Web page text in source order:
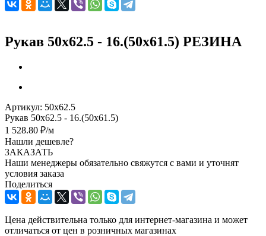
Рукав 50х62.5 - 16.(50х61.5) РЕЗИНА
Артикул: 50х62.5
Рукав 50х62.5 - 16.(50х61.5)
1 528.80 ₽/м
Нашли дешевле?
ЗАКАЗАТЬ
Наши менеджеры обязательно свяжутся с вами и уточнят
условия заказа
Поделиться
Цена действительна только для интернет-магазина и может
отличаться от цен в розничных магазинах